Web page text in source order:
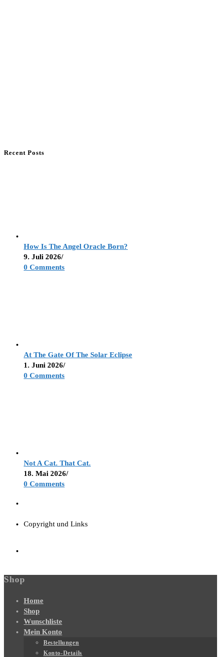
Recent Posts
How Is The Angel Oracle Born?
9. Juli 2026/
0 Comments
At The Gate Of The Solar Eclipse
1. Juni 2026/
0 Comments
Not A Cat. That Cat.
18. Mai 2026/
0 Comments
Copyright und Links
Shop
Home
Shop
Wunschliste
Mein Konto
Bestellungen
Konto-Details